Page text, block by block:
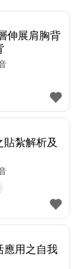
伸展肩胸背
貼紮解析及
應用之自我